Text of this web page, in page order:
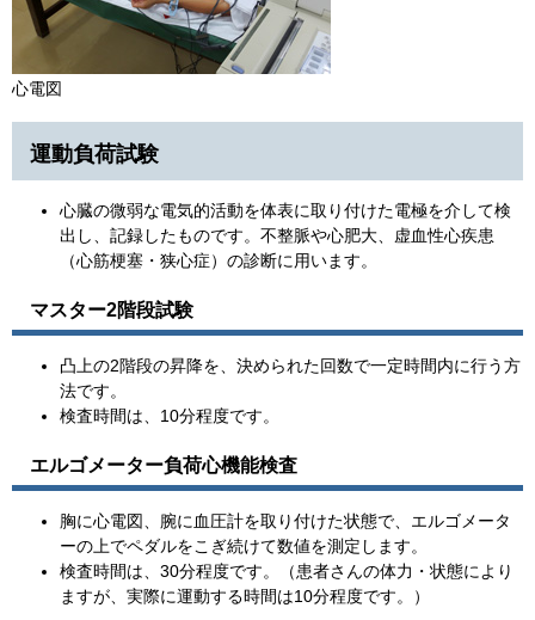
​心電図
運動負荷試験
心臓の微弱な電気的活動を体表に取り付けた電極を介して検
出し、記録したものです。不整脈や心肥大、虚血性心疾患
（心筋梗塞・狭心症）の診断に用います。
マスター2階段試験
凸上の2階段の昇降を、決められた回数で一定時間内に行う方
法です。
検査時間は、10分程度です。
エルゴメーター負荷心機能検査
胸に心電図、腕に血圧計を取り付けた状態で、エルゴメータ
ーの上でペダルをこぎ続けて数値を測定します。
検査時間は、30分程度です。（患者さんの体力・状態により
ますが、実際に運動する時間は10分程度です。）